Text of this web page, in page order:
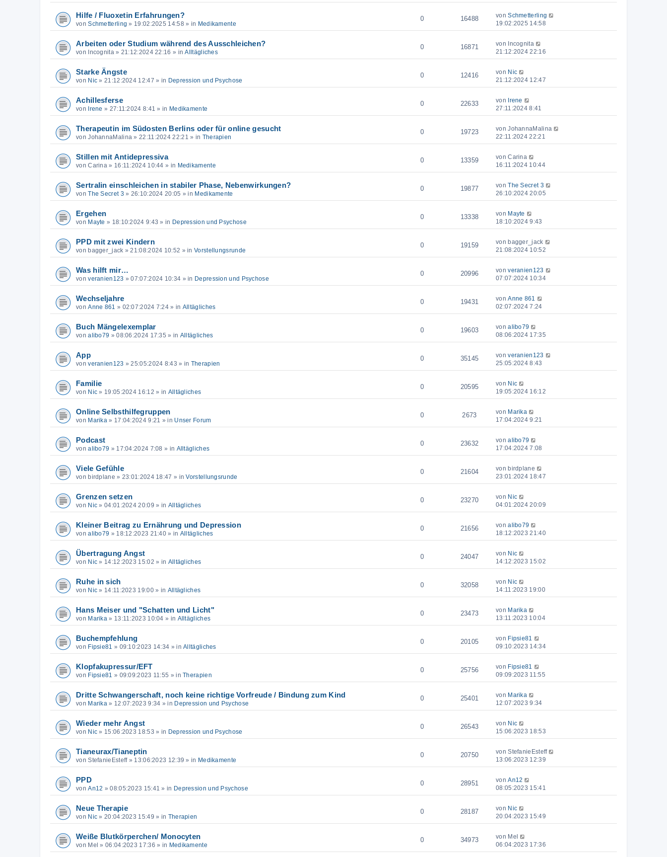
Hilfe / Fluoxetin Erfahrungen?
vonSchmetterling » 19:02:2025 14:58 » in Medikamente
0 16488 vonSchmetterling
19:02:2025 14:58
Arbeiten oder Studium während des Ausschleichen?
von Incognita» 21:12:2024 22:16 » inAlltägliches
0 16871 von Incognita
21:12:2024 22:16
Starke Ängste
von Nic »21:12:2024 12:47 » in Depression und Psychose
0 12416 von Nic
21:12:2024 12:47
Achillesferse
von Irene » 27:11:2024 8:41 » in Medikamente
0 22633 von Irene
27:11:2024 8:41
Therapeutin im Südosten Berlins oder für online gesucht
vonJohannaMalina »22:11:2024 22:21 » in Therapien
0 19723 vonJohannaMalina
22:11:2024 22:21
Stillen mit Antidepressiva
vonCarina » 16:11:2024 10:44 » in Medikamente
0 13359 vonCarina
16:11:2024 10:44
Sertralin einschleichen in stabiler Phase, Nebenwirkungen?
vonThe Secret 3 » 26:10:2024 20:05 » in Medikamente
0 19877 vonThe Secret 3
26:10:2024 20:05
Ergehen
von Mayte » 18:10:2024 9:43 » in Depression und Psychose
0 13338 von Mayte
18:10:2024 9:43
PPD mit zwei Kindern
von bagger_jack »21:08:2024 10:52 » inVorstellungsrunde
0 19159 von bagger_jack
21:08:2024 10:52
Was hilft mir…
vonveranien123 »07:07:2024 10:34 » in Depression und Psychose
0 20996 vonveranien123
07:07:2024 10:34
Wechseljahre
vonAnne 861 » 02:07:2024 7:24 » in Alltägliches
0 19431 vonAnne 861
02:07:2024 7:24
Buch Mängelexemplar
vonalibo79 »08:06:2024 17:35 » in Alltägliches
0 19603 vonalibo79
08:06:2024 17:35
App
vonveranien123 »25:05:2024 8:43 » in Therapien
0 35145 vonveranien123
25:05:2024 8:43
Familie
von Nic » 19:05:2024 16:12 » in Alltägliches
0 20595 von Nic
19:05:2024 16:12
Online Selbsthilfegruppen
von Marika » 17:04:2024 9:21 » in Unser Forum
0 2673 von Marika
17:04:2024 9:21
Podcast
vonalibo79 » 17:04:2024 7:08 » in Alltägliches
0 23632 vonalibo79
17:04:2024 7:08
Viele Gefühle
von birdplane » 23:01:2024 18:47 » inVorstellungsrunde
0 21604 von birdplane
23:01:2024 18:47
Grenzen setzen
von Nic »04:01:2024 20:09 » in Alltägliches
0 23270 von Nic
04:01:2024 20:09
Kleiner Beitrag zu Ernährung und Depression
vonalibo79 » 18:12:2023 21:40 » in Alltägliches
0 21656 vonalibo79
18:12:2023 21:40
Übertragung Angst
von Nic » 14:12:2023 15:02 » in Alltägliches
0 24047 von Nic
14:12:2023 15:02
Ruhe in sich
von Nic » 14:11:2023 19:00» in Alltägliches
0 32058 von Nic
14:11:2023 19:00
Hans Meiser und "Schatten und Licht"
von Marika » 13:11:2023 10:04 » in Alltägliches
0 23473 von Marika
13:11:2023 10:04
Buchempfehlung
von Fipsie81 » 09:10:2023 14:34 » inAlltägliches
0 20105 von Fipsie81
09:10:2023 14:34
Klopfakupressur/EFT
von Fipsie81 » 09:09:2023 11:55 » inTherapien
0 25756 von Fipsie81
09:09:2023 11:55
Dritte Schwangerschaft, noch keine richtige Vorfreude / Bindung zum Kind
von Marika » 12:07:2023 9:34 » in Depression und Psychose
0 25401 von Marika
12:07:2023 9:34
Wieder mehr Angst
von Nic » 15:06:2023 18:53 » in Depression und Psychose
0 26543 von Nic
15:06:2023 18:53
Tianeurax/Tianeptin
vonStefanieEsteff» 13:06:2023 12:39 » in Medikamente
0 20750 vonStefanieEsteff
13:06:2023 12:39
PPD
vonAn12 »08:05:2023 15:41 » in Depression und Psychose
0 28951 vonAn12
08:05:2023 15:41
Neue Therapie
von Nic »20:04:2023 15:49 » in Therapien
0 28187 von Nic
20:04:2023 15:49
Weiße Blutkörperchen/ Monocyten
von Mel »06:04:2023 17:36 » in Medikamente
0 34973 von Mel
06:04:2023 17:36